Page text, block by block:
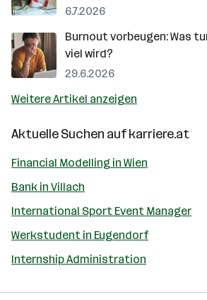
6.7.2026
Burnout vorbeugen: Was
viel wird?
29.6.2026
Weitere Artikel anzeigen
Aktuelle Suchen aufkarriere.at
Financial Modelling in Wien
Bank in Villach
International Sport Event Manager
Werkstudent in Eugendorf
Internship Administration